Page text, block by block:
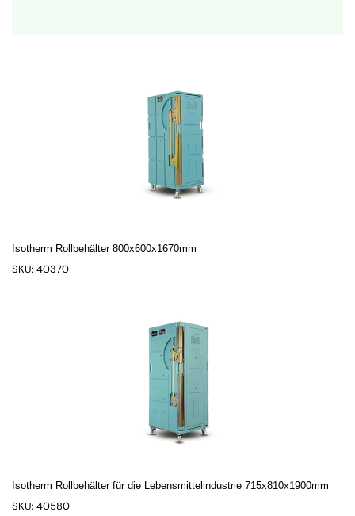
Isotherm Rollbehälter 800x600x1670mm
SKU: 40370
Isotherm Rollbehälter für die Lebensmittelindustrie 715x810x1900mm
SKU: 40580